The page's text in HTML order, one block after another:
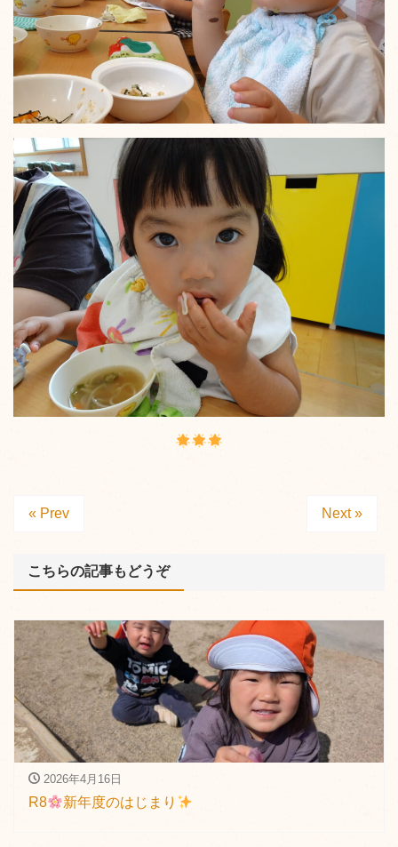
« Prev Next »
こちらの記事もどうぞ
2026年4月16日
R8 新年度のはじまり